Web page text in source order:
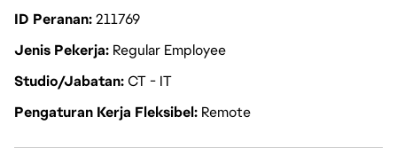
ID Peranan211769
Jenis Pekerja Regular Employee
Studio/JabatanCT - IT
Pengaturan Kerja Fleksibel Remote